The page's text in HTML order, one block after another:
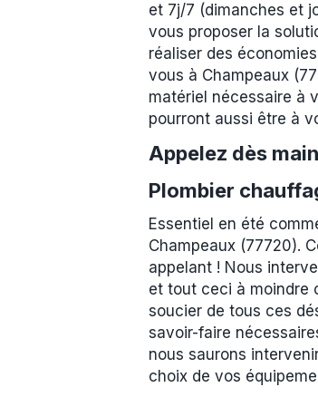
et 7j/7 (dimanches et
vous proposer la
réaliser des
vous à Champeaux
matériel nécessaire à
pourront aussi être à
Appelez dès
Plombier
Essentiel en été
Champeaux (77720).
appelant ! Nous
et tout ceci à moindre
soucier de tous ces
savoir-faire
nous saurons
choix de vos